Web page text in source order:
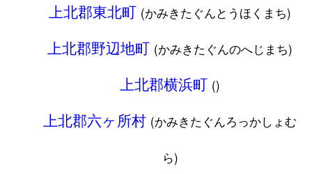
上北郡東北町 (かみきたぐんとうほくまち)
上北郡野辺地町 (かみきたぐんのへじまち)
上北郡横浜町 ()
上北郡六ヶ所村 (かみきたぐんろっかしょむ
ら)